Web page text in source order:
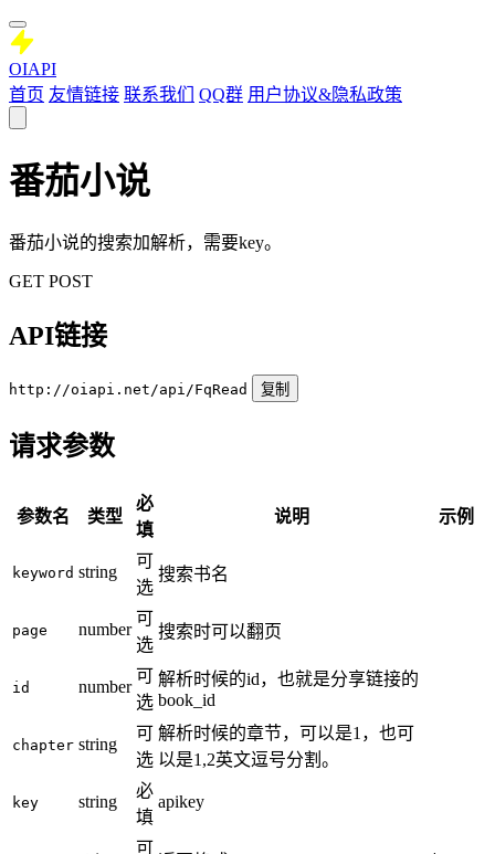
OIAPI
首页 友情链接 联系我们 QQ群 用户协议&隐私政策
番茄小说
番茄小说的搜索加解析，需要key。
GET POST
API链接
http://oiapi.net/api/FqRead 复制
请求参数
参数名 类型
必
填
说明 示例
keyword string
可
选
搜索书名
page number
可
选
搜索时可以翻页
id number
可
选
解析时候的id，也就是分享链接的
book_id
chapter string
可
选
解析时候的章节，可以是1，也可
以是1,2英文逗号分割。
key string
必
填
apikey
可